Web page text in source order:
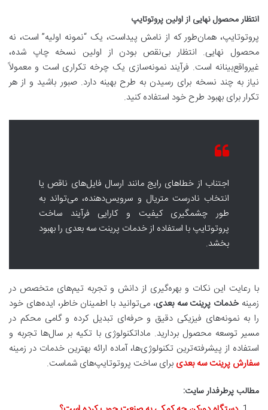
انتظار محصول نهایی از اولین پروتوتایپ
پروتوتایپ، همان‌طور که از نامش پیداست، یک “نمونه اولیه” است، نه
محصول نهایی. انتظار بی‌نقص بودن از اولین نسخه چاپ شده،
غیرواقع‌بینانه است. فرآیند نمونه‌سازی یک چرخه تکراری است و معمولاً
نیاز به چند نسخه برای رسیدن به طرح بهینه دارد. صبور باشید و از هر
تکرار برای بهبود طرح خود استفاده کنید.
اجتناب از خطاهای رایج مانند ارسال فایل‌های ناقص یا
انتخاب نادرست متریال و سرویس‌دهنده، می‌تواند به
طور چشمگیری کیفیت و کارایی فرآیند ساخت
پروتوتایپ با استفاده از خدمات پرینت سه بعدی را بهبود
بخشد.
با رعایت این نکات و بهره‌گیری از دانش و تجربه تیم‌های متخصص در
زمینه خدمات پرینت سه بعدی، می‌توانید با اطمینان خاطر، ایده‌های خود
را به نمونه‌های فیزیکی دقیق و حرفه‌ای تبدیل کرده و گامی محکم در
مسیر توسعه محصول بردارید. ماداتکنولوژی با تکیه بر سال‌ها تجربه و
استفاده از پیشرفته‌ترین تکنولوژی‌ها، آماده ارائه بهترین خدمات در زمینه
سفارش پرینت سه بعدی برای ساخت پروتوتایپ‌های شماست.
مطالب پرطرفدار سایت: